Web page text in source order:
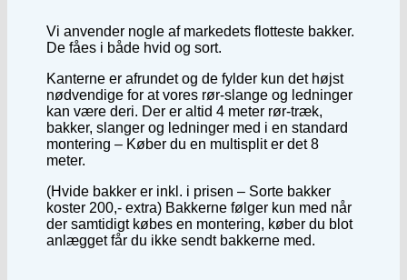
Vi anvender nogle af markedets flotteste bakker.
De fåes i både hvid og sort.
Kanterne er afrundet og de fylder kun det højst
nødvendige for at vores rør-slange og ledninger
kan være deri. Der er altid 4 meter rør-træk,
bakker, slanger og ledninger med i en standard
montering – Køber du en multisplit er det 8
meter.
(Hvide bakker er inkl. i prisen – Sorte bakker
koster 200,- extra) Bakkerne følger kun med når
der samtidigt købes en montering, køber du blot
anlægget får du ikke sendt bakkerne med.